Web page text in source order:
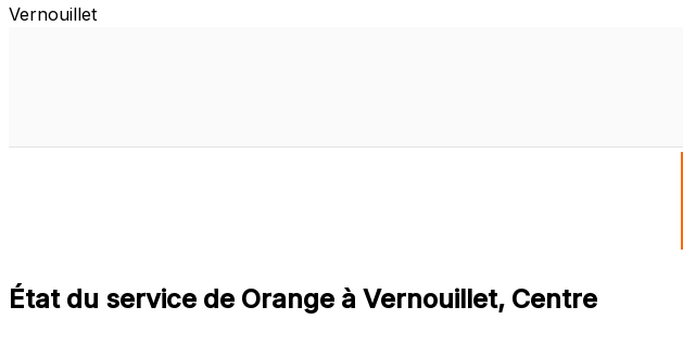
Vernouillet
État du service de Orange à Vernouillet, Centre